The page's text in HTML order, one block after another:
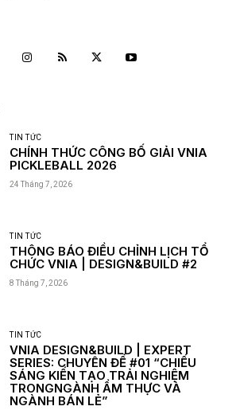
TIN TỨC
CHÍNH THỨC CÔNG BỐ GIẢI VNIA
PICKLEBALL 2026
24 Tháng 7, 2026
TIN TỨC
THÔNG BÁO ĐIỀU CHỈNH LỊCH TỔ
CHỨC VNIA | DESIGN&BUILD #2
8 Tháng 7, 2026
TIN TỨC
VNIA DESIGN&BUILD | EXPERT
SERIES: CHUYÊN ĐỀ #01 “CHIẾU
SÁNG KIẾN TẠO TRẢI NGHIỆM
TRONGNGÀNH ẨM THỰC VÀ
NGÀNH BÁN LẺ”